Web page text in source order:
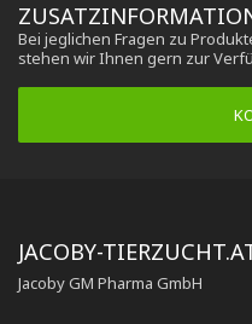
Bei jeglichen Fragen zu
stehen wir Ihnen gern zur
JACOBY-
Jacoby GM Pharma GmbH